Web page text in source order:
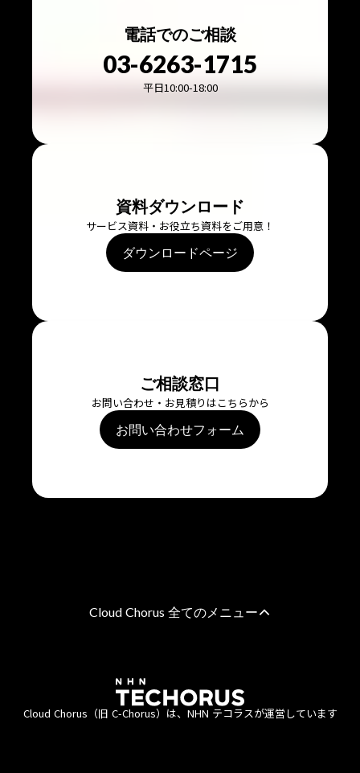
電話でのご相談
03-6263-1715
平日10:00-18:00
資料ダウンロード
サービス資料・お役立ち資料をご用意！
ダウンロードページ
ご相談窓口
お問い合わせ・お見積りはこちらから
お問い合わせフォーム
Cloud Chorus 全てのメニュー
AWS請求代行サービス
8%割引・10％割引・個別割引プラン
Cloud Chorus（旧 C-Chorus）は、NHN テコラスが運営しています